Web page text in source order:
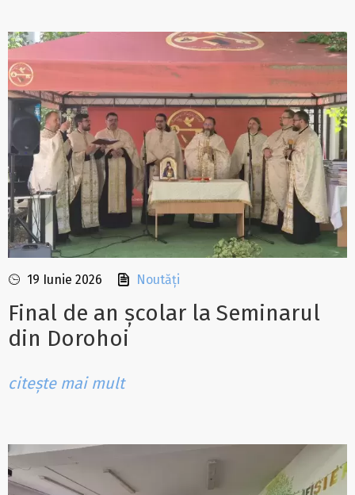
19 Iunie 2026 Noutăți
Final de an școlar la Seminarul
din Dorohoi
citește mai mult